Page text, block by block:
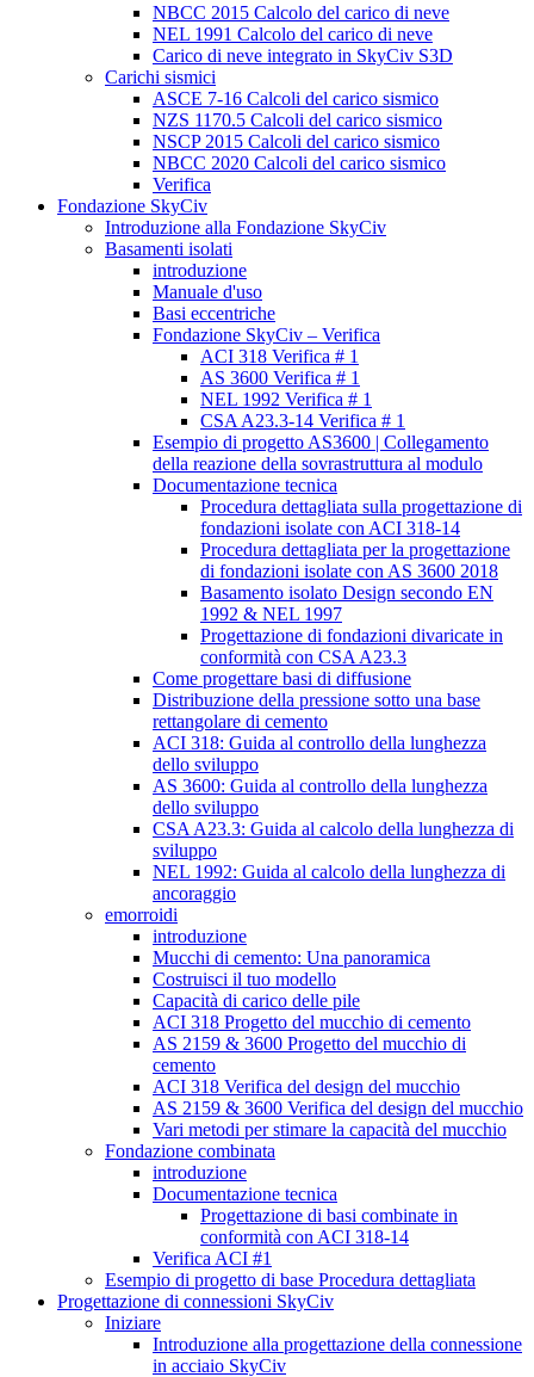
NBCC 2015 Calcolo del carico di neve
NEL 1991 Calcolo del carico di neve
Carico di neve integrato in SkyCiv S3D
Carichi sismici
ASCE 7-16 Calcoli del carico sismico
NZS 1170.5 Calcoli del carico sismico
NSCP 2015 Calcoli del carico sismico
NBCC 2020 Calcoli del carico sismico
Verifica
Fondazione SkyCiv
Introduzione alla Fondazione SkyCiv
Basamenti isolati
introduzione
Manuale d'uso
Basi eccentriche
Fondazione SkyCiv – Verifica
ACI 318 Verifica # 1
AS 3600 Verifica # 1
NEL 1992 Verifica # 1
CSA A23.3-14 Verifica # 1
Esempio di progetto AS3600 | Collegamento
della reazione della sovrastruttura al modulo
Documentazione tecnica
Procedura dettagliata sulla progettazione di
fondazioni isolate con ACI 318-14
Procedura dettagliata per la progettazione
di fondazioni isolate con AS 3600 2018
Basamento isolato Design secondo EN
1992 & NEL 1997
Progettazione di fondazioni divaricate in
conformità con CSA A23.3
Come progettare basi di diffusione
Distribuzione della pressione sotto una base
rettangolare di cemento
ACI 318: Guida al controllo della lunghezza
dello sviluppo
AS 3600: Guida al controllo della lunghezza
dello sviluppo
CSA A23.3: Guida al calcolo della lunghezza di
sviluppo
NEL 1992: Guida al calcolo della lunghezza di
ancoraggio
emorroidi
introduzione
Mucchi di cemento: Una panoramica
Costruisci il tuo modello
Capacità di carico delle pile
ACI 318 Progetto del mucchio di cemento
AS 2159 & 3600 Progetto del mucchio di
cemento
ACI 318 Verifica del design del mucchio
AS 2159 & 3600 Verifica del design del mucchio
Vari metodi per stimare la capacità del mucchio
Fondazione combinata
introduzione
Documentazione tecnica
Progettazione di basi combinate in
conformità con ACI 318-14
Verifica ACI #1
Esempio di progetto di base Procedura dettagliata
Progettazione di connessioni SkyCiv
Iniziare
Introduzione alla progettazione della connessione
in acciaio SkyCiv